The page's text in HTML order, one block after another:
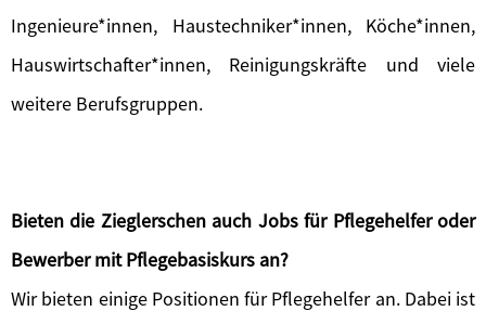
Ingenieure*innen, Haustechniker*innen, Köche*innen,
Hauswirtschafter*innen, Reinigungskräfte und viele
weitere Berufsgruppen.
Bieten die Zieglerschen auch Jobs für Pflegehelfer oder
Bewerber mit Pflegebasiskurs an?
Wir bieten einige Positionen für Pflegehelfer an. Dabei ist